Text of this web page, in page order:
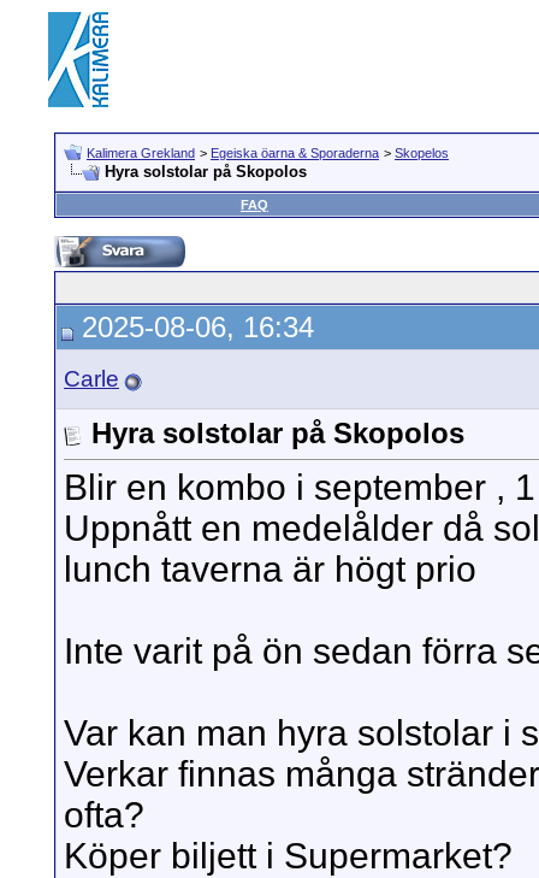
Kalimera Grekland > Egeiska öarna & Sporaderna > Skopelos
Hyra solstolar på Skopolos
FAQ
2025-08-06, 16:34
Carle
Hyra solstolar på Skopolos
Blir en kombo i september ,
Uppnått en medelålder då
lunch taverna är högt prio
Inte varit på ön sedan förra
Var kan man hyra solstolar i
Verkar finnas många
ofta?
Köper biljett i Supermarket?